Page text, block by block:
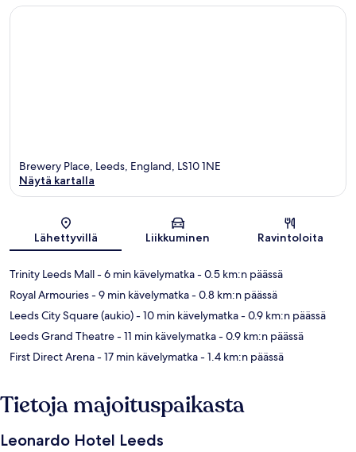
Kartta
Brewery Place, Leeds, England, LS10 1NE
Näytä kartalla
Lähettyvillä Liikkuminen Ravintoloita
Trinity Leeds Mall- 6 min kävelymatka- 0.5 km:n päässä
Royal Armouries- 9 min kävelymatka- 0.8 km:n päässä
Leeds City Square (aukio)- 10 min kävelymatka- 0.9 km:n päässä
Leeds Grand Theatre- 11 min kävelymatka- 0.9 km:n päässä
First Direct Arena- 17 min kävelymatka- 1.4 km:n päässä
Tietoja majoituspaikasta
Leonardo Hotel Leeds